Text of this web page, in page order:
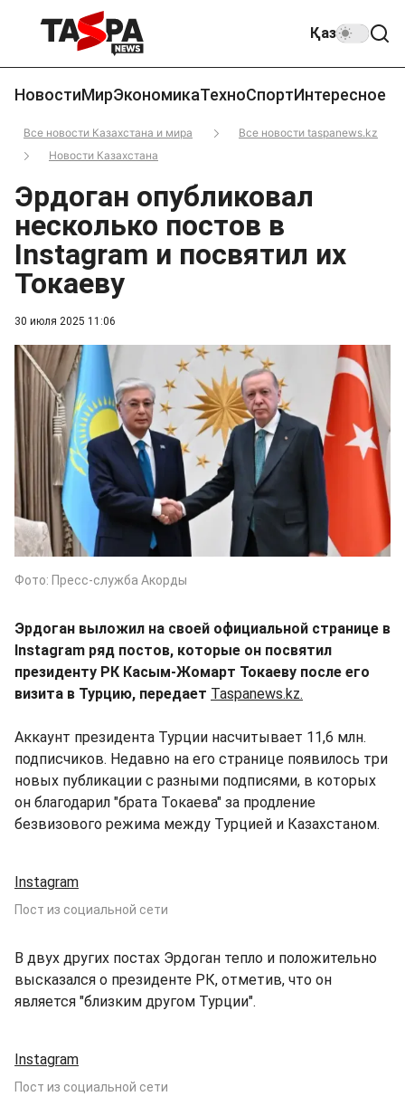
Қаз
НовостиМирЭкономикаТехноСпортИнтересное
Все новости Казахстана и мира
Все новости taspanews.kz
Новости Казахстана
30 июля 2025 11:06
Эрдоган опубликовал
несколько постов в
Instagram и посвятил их
Токаеву
Фото: Пресс-служба Акорды
Эрдоган выложил на своей официальной странице в
Instagram ряд постов, которые он посвятил
президенту РК Касым-Жомарт Токаеву после его
визита в Турцию, передает Taspanews.kz.
Аккаунт президента Турции насчитывает 11,6 млн.
подписчиков. Недавно на его странице появилось три
новых публикации с разными подписями, в которых
он благодарил "брата Токаева" за продление
безвизового режима между Турцией и Казахстаном.
Instagram
Пост из социальной сети
В двух других постах Эрдоган тепло и положительно
высказался о президенте РК, отметив, что он
является "близким другом Турции".
Instagram
Пост из социальной сети